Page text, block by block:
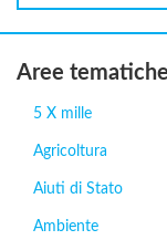
Aree tematiche
5 X mille
Agricoltura
Aiuti di Stato
Ambiente